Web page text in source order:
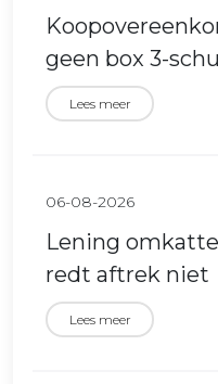
geen box 3-
Lees meer
06-08-2026
Lening
redt aftrek niet
Lees meer